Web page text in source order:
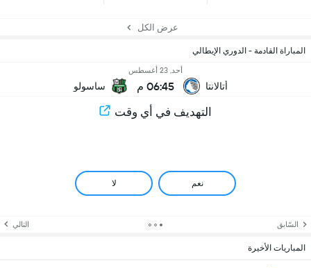
عرض الكل
المباراة القادمة - الدوري الإيطالي
أتالانتا
أحد, 23 أغسطس
06:45 م ساسولو
التهديف في أي وقت
نعم لا
السّابق التالي
المباريات الأخيرة